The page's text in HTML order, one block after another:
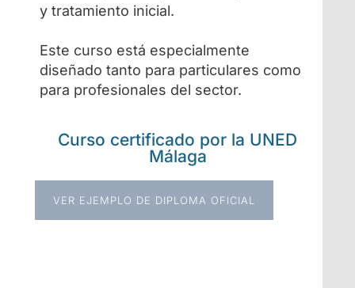
y tratamiento inicial.
Este curso está especialmente
diseñado tanto para particulares como
para profesionales del sector.
Curso certificado por la UNED
Málaga
VER EJEMPLO DE DIPLOMA OFICIAL